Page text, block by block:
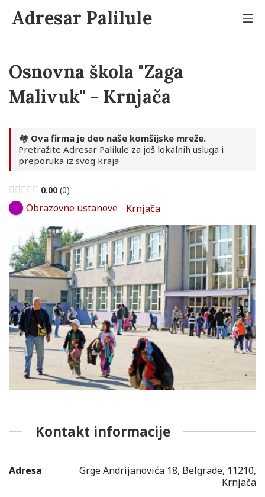
content
Adresar Palilule
Osnovna škola "Zaga
Malivuk" - Krnjača
🏘️ Ova firma je deo naše komšijske mreže.
Pretražite Adresar Palilule za još lokalnih usluga i
preporuka iz svog kraja
0.00 0
Obrazovne ustanove Krnjača
Kontakt informacije
Adresa
Grge Andrijanovića 18, Belgrade, 11210,
Krnjača